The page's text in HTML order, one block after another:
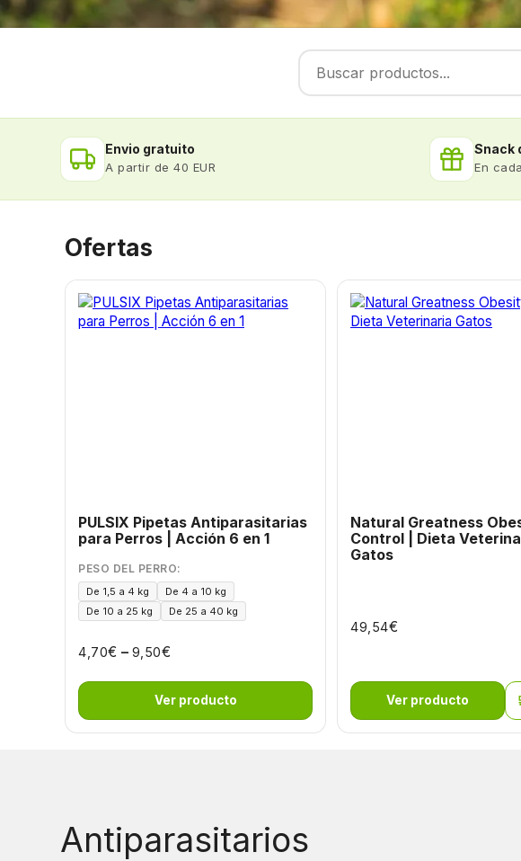
Envio gratuito
A partir de 40 EUR
Snack
En
Ofertas
PULSIX Pipetas Antiparasitarias
para Perros | Acción 6 en 1
PESO DEL PERRO:
De 1,5 a 4 kg
De 4 a 10 kg
De 10 a 25 kg
De 25 a 40 kg
4,70€ – 9,50€
Ver producto
Natural Greatness
Control | Dieta Veterinaria
Gatos
49,54€
Ver producto
Antiparasitarios